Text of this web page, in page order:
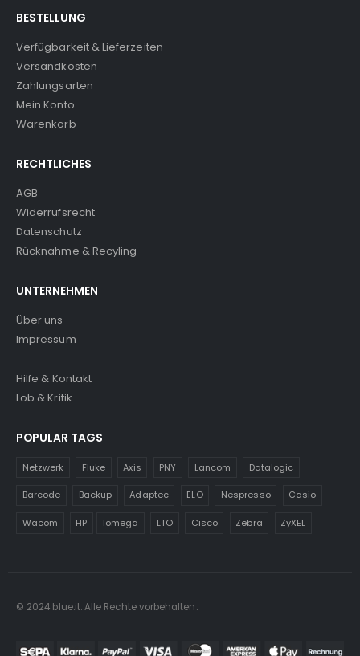
BESTELLUNG
Verfügbarkeit & Lieferzeiten
Versandkosten
Zahlungsarten
Mein Konto
Warenkorb
RECHTLICHES
AGB
Widerrufsrecht
Datenschutz
Rücknahme & Recyling
UNTERNEHMEN
Über uns
Impressum
Hilfe & Kontakt
Lob & Kritik
POPULAR TAGS
Netzwerk Fluke Axis PNY Lancom Datalogic
Barcode Backup Adaptec ELO Nespresso Casio
Wacom HP Iomega LTO Cisco Zebra ZyXEL
© 2024 blue.it. Alle Rechte vorbehalten.